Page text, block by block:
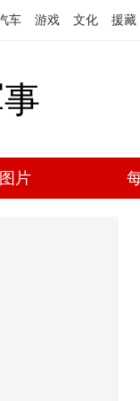
车 游戏 文化 援藏
片